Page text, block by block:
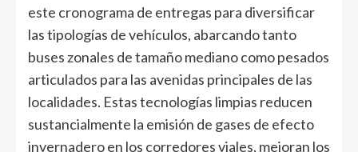
este cronograma de entregas para diversificar
las tipologías de vehículos, abarcando tanto
buses zonales de tamaño mediano como pesados
articulados para las avenidas principales de las
localidades. Estas tecnologías limpias reducen
sustancialmente la emisión de gases de efecto
invernadero en los corredores viales, mejoran los